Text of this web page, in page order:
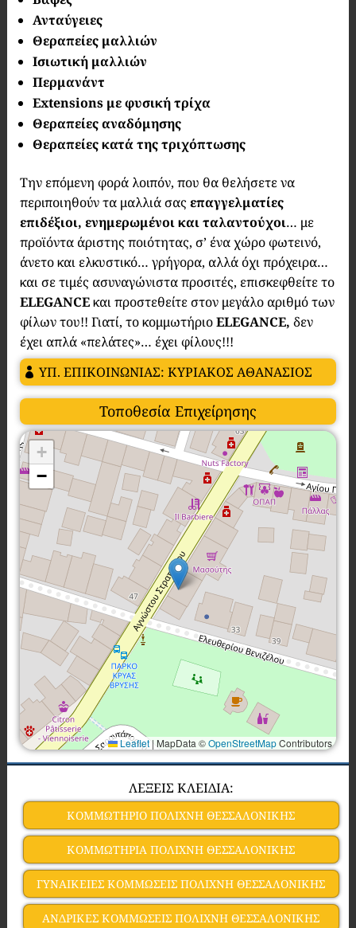
Ανταύγειες
Θεραπείες μαλλιών
Ισιωτική μαλλιών
Περμανάντ
Extensions με φυσική τρίχα
Θεραπείες αναδόμησης
Θεραπείες κατά της τριχόπτωσης
Την επόμενη φορά λοιπόν, που θα θελήσετε να
περιποιηθούν τα μαλλιά σας επαγγελματίες
επιδέξιοι, ενημερωμένοι και ταλαντούχοι… με
προϊόντα άριστης ποιότητας, σ’ ένα χώρο φωτεινό,
άνετο και ελκυστικό… γρήγορα, αλλά όχι πρόχειρα…
και σε τιμές ασυναγώνιστα προσιτές, επισκεφθείτε το
ELEGANCEκαι προστεθείτε στον μεγάλο αριθμό των
φίλων του!! Γιατί, το κομμωτήριοELEGANCE, δεν
έχει απλά «πελάτες»… έχει φίλους!!!
ΥΠ. ΕΠΙΚΟΙΝΩΝΙΑΣ: ΚΥΡΙΑΚΟΣ ΑΘΑΝΑΣΙΟΣ
Τοποθεσία Επιχείρησης
+
−
Leaflet | MapData ©OpenStreetMapContributors
ΛΕΞΕΙΣ ΚΛΕΙΔΙΑ:
ΚΟΜΜΩΤΗΡΙΟ ΠΟΛΙΧΝΗ ΘΕΣΣΑΛΟΝΙΚΗΣ
ΚΟΜΜΩΤΗΡΙΑ ΠΟΛΙΧΝΗ ΘΕΣΣΑΛΟΝΙΚΗΣ
ΓΥΝΑΙΚΕΙΕΣ ΚΟΜΜΩΣΕΙΣ ΠΟΛΙΧΝΗ ΘΕΣΣΑΛΟΝΙΚΗΣ
ΑΝΔΡΙΚΕΣ ΚΟΜΜΩΣΕΙΣ ΠΟΛΙΧΝΗ ΘΕΣΣΑΛΟΝΙΚΗΣ